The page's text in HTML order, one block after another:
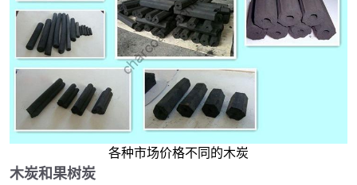
各种市场价格不同的木炭
木炭和果树炭